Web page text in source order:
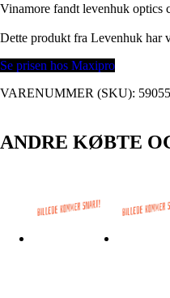
Vinamore fandt levenhuk optics
Dette produkt fra Levenhuk har
Se prisen hos Maxipro
VARENUMMER (SKU):
ANDRE KØBTE